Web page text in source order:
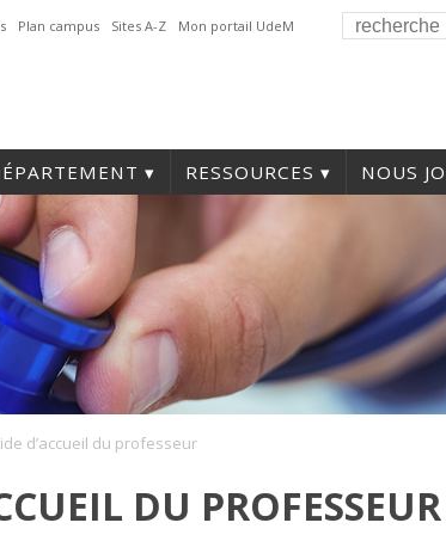
Plan campus Sites A-Z Mon portail UdeM
RESSOURCES NOUS
d’accueil du professeur
DU PROFESSEUR